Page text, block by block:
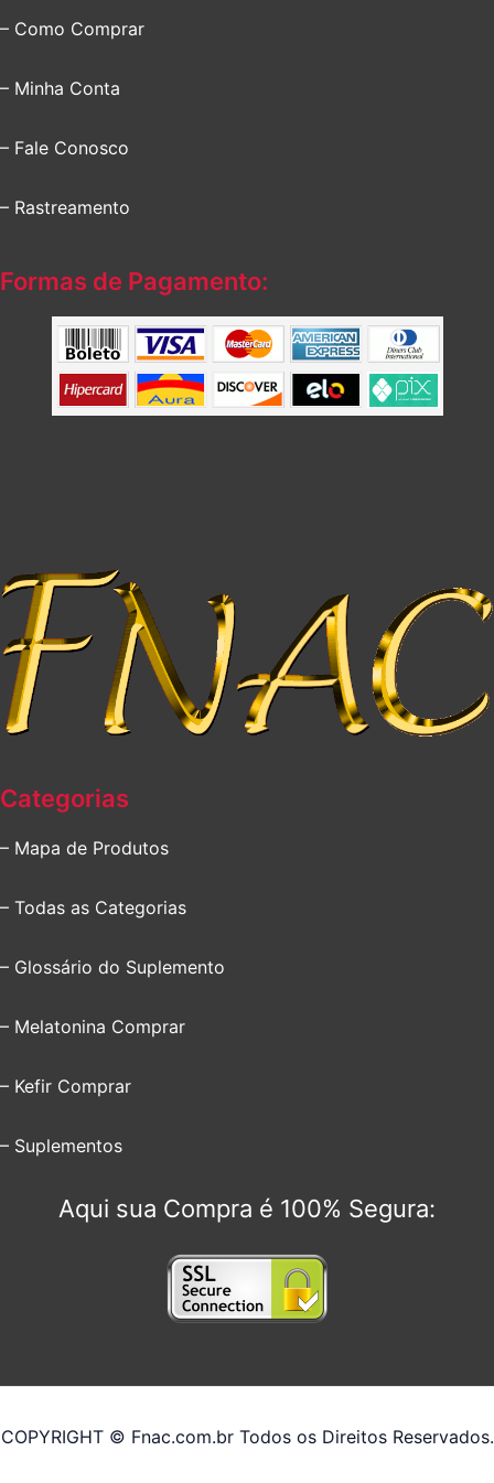
– Como Comprar
– Minha Conta
– Fale Conosco
– Rastreamento
Formas de Pagamento:
Categorias
– Mapa de Produtos
– Todas as Categorias
– Glossário do Suplemento
– Melatonina Comprar
– Kefir Comprar
– Suplementos
Aqui sua Compra é 100% Segura:
COPYRIGHT © Fnac.com.br Todos os Direitos Reservados.